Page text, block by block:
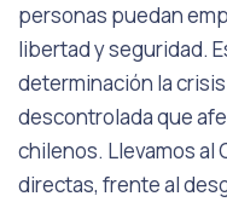
personas puedan
libertad y seguridad.
determinación la
descontrolada que
chilenos. Llevamos
directas, frente al